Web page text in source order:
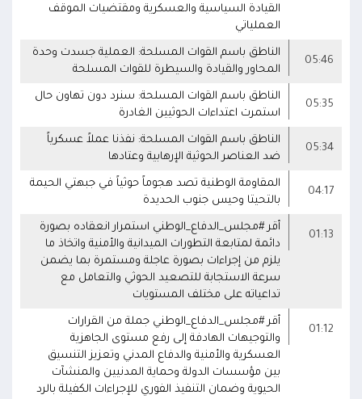
القيادة السياسية والعسكرية ومقتضيات الموقف
العملياتي
05:46
الناطق باسم القوات المسلحة: العملية جسدت وحدة
المحاور والقيادة والسيطرة للقوات المسلحة
05:35
الناطق باسم القوات المسلحة: سنرد دون تهاون حال
استمرت اعتداءات الحوثيين الغادرة
05:34
الناطق باسم القوات المسلحة: نفذنا عملاً عسكرياً
ضد العناصر الحوثية الإرهابية وعتادها
04:17
المقاومة الوطنية تصد هجوماً حوثياً في جبهتي الحيمة
بالتحيتا وحيس جنوب الحديدة
01:13
أقر #مجلس_الدفاع_الوطني استمرار انعقاده بصورة
دائمة لمتابعة التطورات الميدانية والأمنية واتخاذ ما
يلزم من إجراءات بصورة عاجلة ومستمرة بما يضمن
سرعة الاستجابة للتصعيد الحوثي والتعامل مع
تداعياته على مختلف المستويات
01:12
أقر #مجلس_الدفاع_الوطني جملة من القرارات
والتوجيهات الهادفة إلى رفع مستوى الجاهزية
العسكرية والأمنية والدفاع المدني وتعزيز التنسيق
بين مؤسسات الدولة وحماية المدنيين والمنشآت
الحيوية وضمان التنفيذ الفوري للإجراءات الكفيلة بالرد